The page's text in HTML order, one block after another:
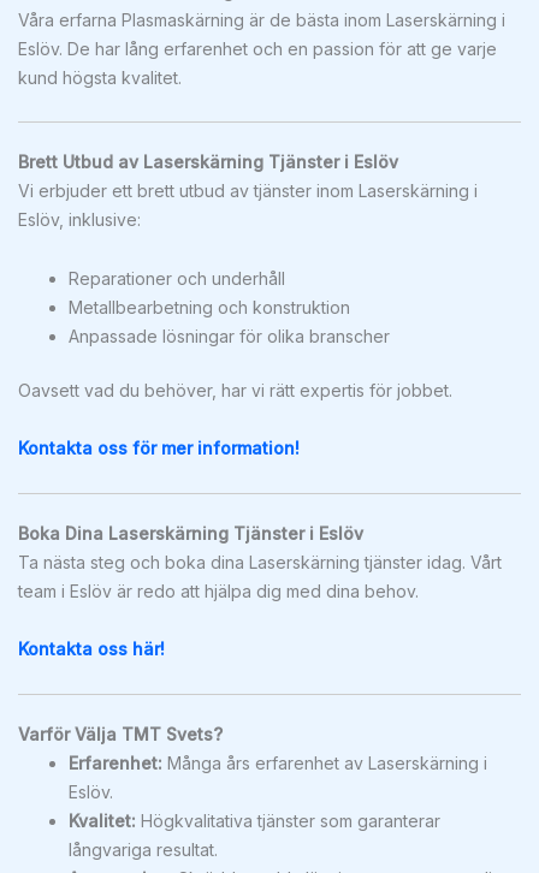
Våra erfarna Plasmaskärning är de bästa inom Laserskärning i
Eslöv. De har lång erfarenhet och en passion för att ge varje
kund högsta kvalitet.
Brett Utbud av Laserskärning Tjänster i Eslöv
Vi erbjuder ett brett utbud av tjänster inom Laserskärning i
Eslöv, inklusive:
Reparationer och underhåll
Metallbearbetning och konstruktion
Anpassade lösningar för olika branscher
Oavsett vad du behöver, har vi rätt expertis för jobbet.
Kontakta oss för mer information!
Boka Dina Laserskärning Tjänster i Eslöv
Ta nästa steg och boka dina Laserskärning tjänster idag. Vårt
team i Eslöv är redo att hjälpa dig med dina behov.
Kontakta oss här!
Varför Välja TMT Svets?
Erfarenhet: Många års erfarenhet av Laserskärning i
Eslöv.
Kvalitet: Högkvalitativa tjänster som garanterar
långvariga resultat.